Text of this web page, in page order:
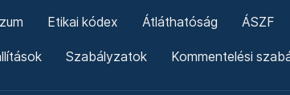
Etikai kódex Átláthatóság ÁSZF
Szabályzatok Kommentelési